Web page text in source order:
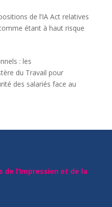
de l’IA Act relatives
étant à haut risque
: les
du Travail pour
des salariés face au
l’Impression et de la